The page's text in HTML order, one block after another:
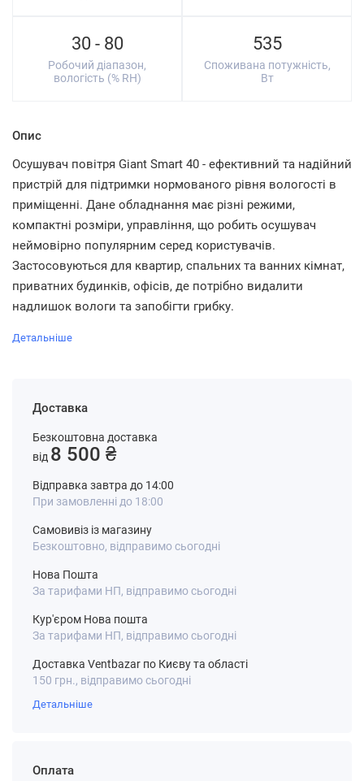
30 - 80
Робочий діапазон,
вологість (% RH)
535
Споживана потужність,
Вт
Опис
Осушувач повітря Giant Smart 40 - ефективний та надійний
пристрій для підтримки нормованого рівня вологості в
приміщенні. Дане обладнання має різні режими,
компактні розміри, управління, що робить осушувач
неймовірно популярним серед користувачів.
Застосовуються для квартир, спальних та ванних кімнат,
приватних будинків, офісів, де потрібно видалити
надлишок вологи та запобігти грибку.
Детальніше
Доставка
Безкоштовна доставка
від 8 500 ₴
Відправка завтра до 14:00
При замовленні до 18:00
Самовивіз із магазину
Безкоштовно, відправимо сьогодні
Нова Пошта
За тарифами НП, відправимо сьогодні
Кур'єром Нова пошта
За тарифами НП, відправимо сьогодні
Доставка Ventbazar по Києву та області
150 грн., відправимо сьогодні
Детальніше
Оплата